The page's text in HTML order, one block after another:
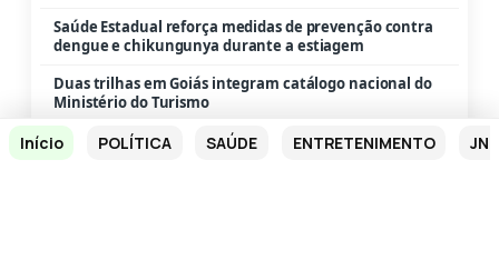
Início POLÍTICA SAÚDE ENTRETENIMENTO JN
Saúde Estadual reforça medidas de prevenção contra
dengue e chikungunya durante a estiagem
Duas trilhas em Goiás integram catálogo nacional do
Ministério do Turismo
Goiás registra uma das maiores quedas do país nos